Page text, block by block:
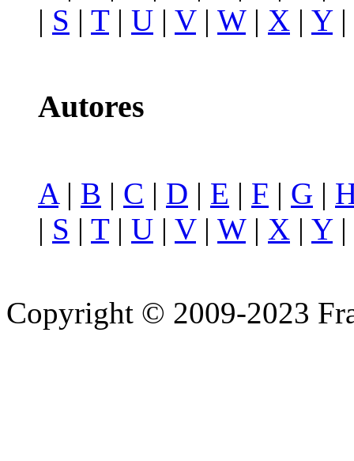
| S | T| U | V| W| X | Y|
Autores
A| B | C | D | E | F | G |
| S | T| U | V| W| X | Y|
Copyright © 2009-2023